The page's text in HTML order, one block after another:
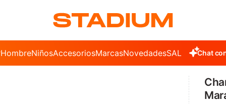
HombreNiñosAccesoriosMarcasNovedadesSALE Chat